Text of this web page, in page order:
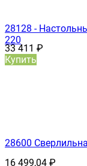
28128 -
220
33 411 ₽
Купить
28600
16 499,04 ₽